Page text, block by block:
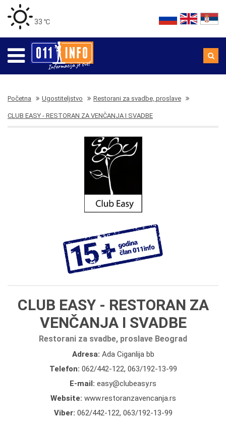
33 ℃
Početna Ugostiteljstvo Restorani za svadbe, proslave
CLUB EASY - RESTORAN ZA VENČANJA I SVADBE
CLUB EASY - RESTORAN ZA
VENČANJA I SVADBE
Restorani za svadbe, proslave Beograd
Adresa: Ada Ciganlija bb
Telefon: 062/442-122, 063/192-13-99
E-mail: easy@clubeasy.rs
Website: www.restoranzavencanja.rs
Viber: 062/442-122, 063/192-13-99